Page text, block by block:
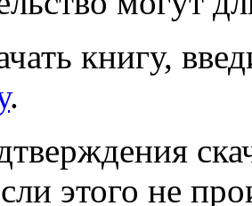
книгу,
.
этого не